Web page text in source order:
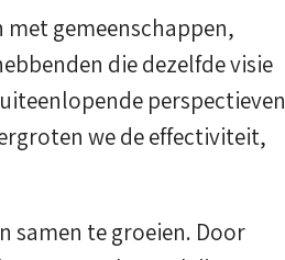
gemeenschappen,
die dezelfde visie
perspectieven
we de effectiviteit,
samen te groeien. Door